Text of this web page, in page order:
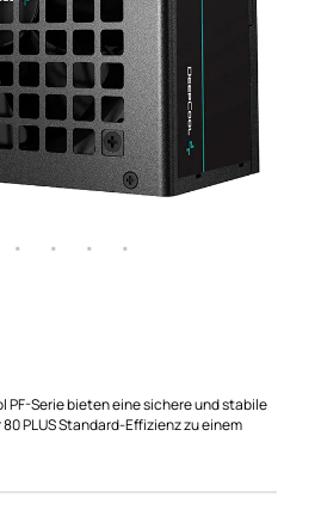
PF-Serie bieten eine sichere und stabile
PLUS Standard-Effizienz zu einem